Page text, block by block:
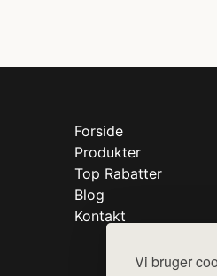
Vi bruger
Forside
Produkter
Top Rabatter
Blog
Kontakt